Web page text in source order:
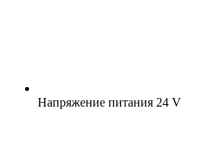
Напряжение питания 24 V